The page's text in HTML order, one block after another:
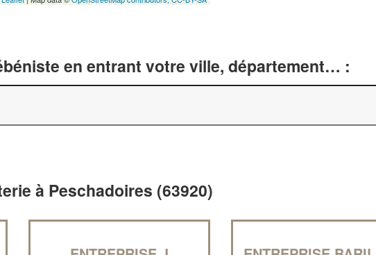
en entrant votre ville, département… :
à Peschadoires (63920)